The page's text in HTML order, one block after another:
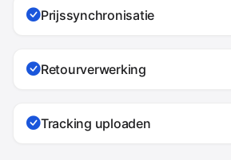
Prijssynchronisatie
Retourverwerking
Tracking uploaden